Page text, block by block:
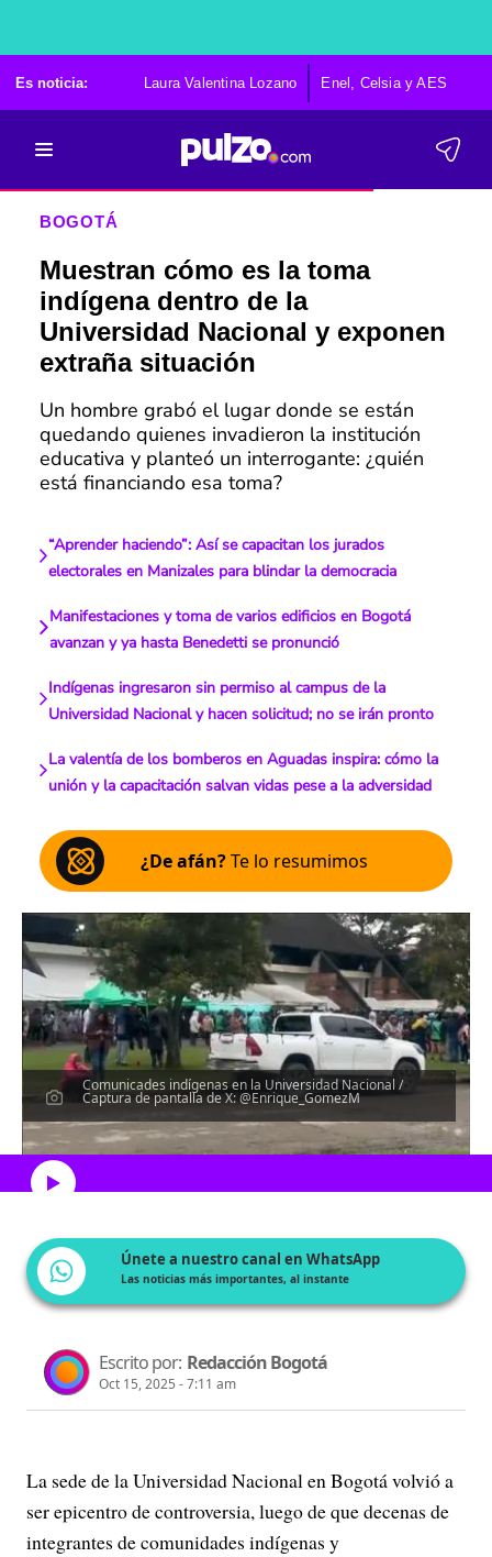
Es noticia: Laura Valentina Lozano Enel, Celsia y AES
BOGOTÁ
Muestran cómo es la toma
indígena dentro de la
Universidad Nacional y exponen
extraña situación
Un hombre grabó el lugar donde se están
quedando quienes invadieron la institución
educativa y planteó un interrogante: ¿quién
está financiando esa toma?
“Aprender haciendo”: Así se capacitan los jurados
electorales en Manizales para blindar la democracia
Manifestaciones y toma de varios edificios en Bogotá
avanzan y ya hasta Benedetti se pronunció
Indígenas ingresaron sin permiso al campus de la
Universidad Nacional y hacen solicitud; no se irán pronto
La valentía de los bomberos en Aguadas inspira: cómo la
unión y la capacitación salvan vidas pese a la adversidad
¿De afán?Te lo resumimos
Comunicades indígenas en la Universidad Nacional /
Captura de pantalla de X: @Enrique_GomezM
Escucha el artículo
Únete a nuestro canal en WhatsApp
Las noticias más importantes, al instante
Escrito por: Redacción Bogotá
Oct 15, 2025 - 7:11 am
La sede de la Universidad Nacional en Bogotá volvió a
ser epicentro de controversia, luego de que decenas de
integrantes de comunidades indígenas y